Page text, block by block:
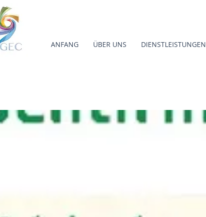
ANFANG ÜBER UNS DIENSTLEISTUNGEN